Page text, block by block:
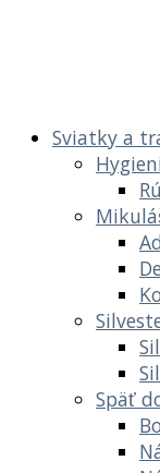
Sviatky a
Späť